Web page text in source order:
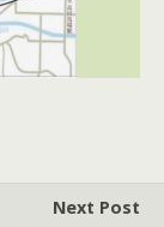
Next Post